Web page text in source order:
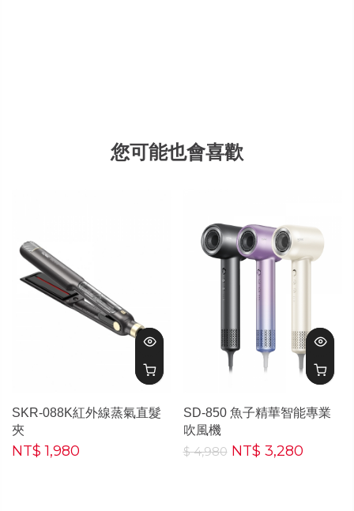
您可能也會喜歡
SKR-088K紅外線蒸氣直髮
夾
NT$ 1,980
SD-850 魚子精華智能專業
吹風機
$ 4,980 NT$ 3,280